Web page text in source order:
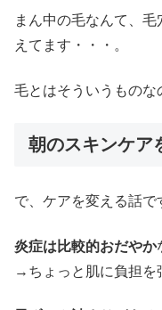
まん中の毛なんて、
えてます・・・。
毛とはそういうものな
朝のスキンケア
で、ケアを変える話で
炎症は比較的おだやか
→ちょっと肌に負担を